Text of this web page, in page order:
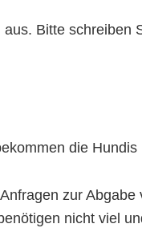
Bitte schreiben
die Hundis
zur
nicht viel